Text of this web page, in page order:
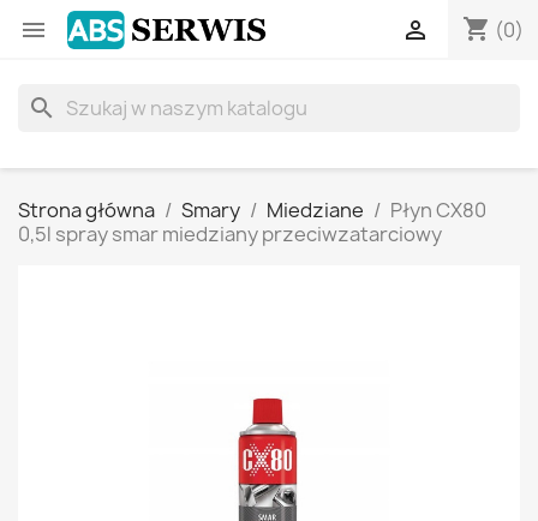
 shopping_cart (0)

search
Strona główna Smary Miedziane
Płyn CX80
0,5l spray smar miedziany przeciwzatarciowy